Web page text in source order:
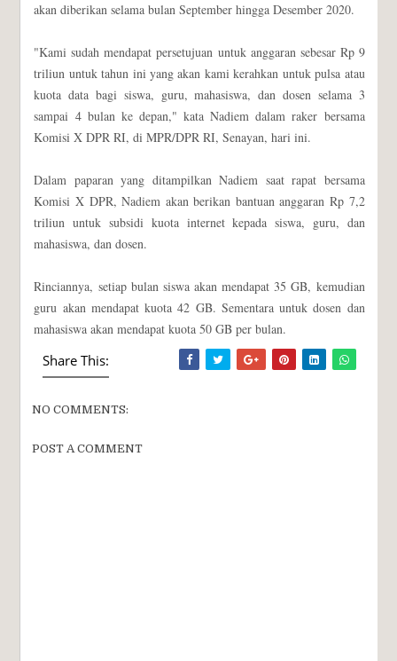
akan diberikan selama bulan September hingga Desember 2020.
"Kami sudah mendapat persetujuan untuk anggaran sebesar Rp 9
triliun untuk tahun ini yang akan kami kerahkan untuk pulsa atau
kuota data bagi siswa, guru, mahasiswa, dan dosen selama 3
sampai 4 bulan ke depan," kata Nadiem dalam raker bersama
Komisi X DPR RI, di MPR/DPR RI, Senayan, hari ini.
Dalam paparan yang ditampilkan Nadiem saat rapat bersama
Komisi X DPR, Nadiem akan berikan bantuan anggaran Rp 7,2
triliun untuk subsidi kuota internet kepada siswa, guru, dan
mahasiswa, dan dosen.
Rinciannya, setiap bulan siswa akan mendapat 35 GB, kemudian
guru akan mendapat kuota 42 GB. Sementara untuk dosen dan
mahasiswa akan mendapat kuota 50 GB per bulan.
Share This:
NO COMMENTS:
POST A COMMENT